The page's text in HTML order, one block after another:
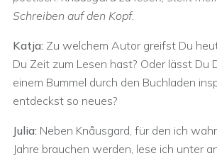
Schreiben auf den Kopf.
Katja: Zu welchem Autor greifst Du
Du Zeit zum Lesen hast? Oder lässt Du
einem Bummel durch den Buchladen
entdeckst so neues?
Julia: Neben Knåusgard, für den ich
Jahre brauchen werden, lese ich unter